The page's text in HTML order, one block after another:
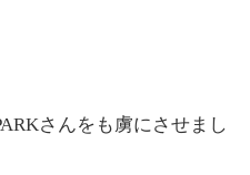
さんをも虜にさせまし